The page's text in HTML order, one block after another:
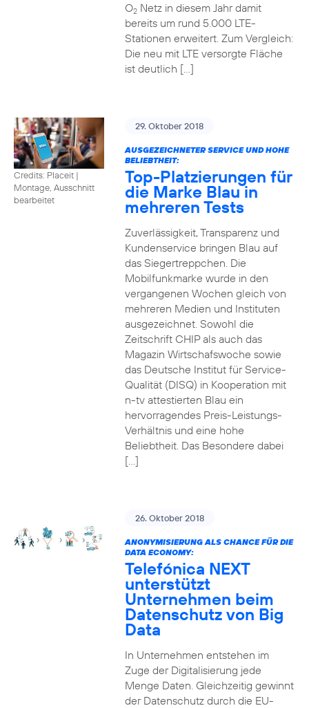
O2Netz in diesem Jahr damit
bereits um rund 5.000 LTE-
Stationen erweitert. Zum Vergleich:
Die neu mit LTE versorgte Fläche
ist deutlich […]
Credits: Placeit |
Montage, Ausschnitt
bearbeitet
29. Oktober 2018
AUSGEZEICHNETER SERVICE UND HOHE
BELIEBTHEIT:
Top-Platzierungen für
die Marke Blau in
mehreren Tests
Zuverlässigkeit, Transparenz und
Kundenservice bringen Blau auf
das Siegertreppchen. Die
Mobilfunkmarke wurde in den
vergangenen Wochen gleich von
mehreren Medien und Instituten
ausgezeichnet. Sowohl die
Zeitschrift CHIP als auch das
Magazin Wirtschafswoche sowie
das Deutsche Institut für Service-
Qualität (DISQ) in Kooperation mit
n-tv attestierten Blau ein
hervorragendes Preis-Leistungs-
Verhältnis und eine hohe
Beliebtheit. Das Besondere dabei
[…]
26. Oktober 2018
ANONYMISIERUNG ALS CHANCE FÜR DIE
DATA ECONOMY:
Telefónica NEXT
unterstützt
Unternehmen beim
Datenschutz von Big
Data
In Unternehmen entstehen im
Zuge der Digitalisierung jede
Menge Daten. Gleichzeitig gewinnt
der Datenschutz durch die EU-